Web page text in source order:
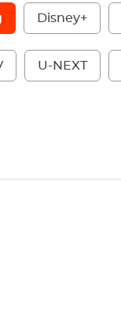
Disney+
U-NEXT